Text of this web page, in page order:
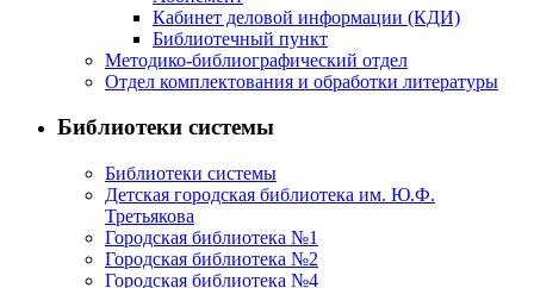
Кабинет деловой информации (КДИ)
Библиотечный пункт
Методико-библиографический отдел
Отдел комплектования и обработки литературы
Библиотеки системы
Библиотеки системы
Детская городская библиотека им. Ю.Ф.
Третьякова
Городская библиотека №1
Городская библиотека №2
Городская библиотека №4